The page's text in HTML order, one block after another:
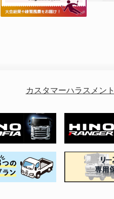
カスタマーハラスメン